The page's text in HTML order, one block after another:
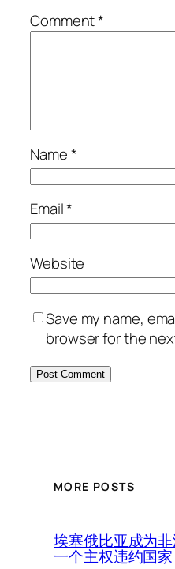
Comment*
Name*
Email*
Website
Save my name,
browser for the
MORE POSTS
埃塞俄比亚成为
一个主权违约国家